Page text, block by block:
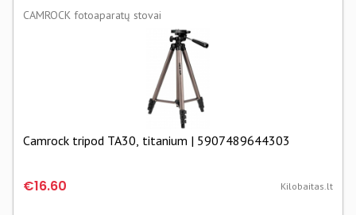
CAMROCK fotoaparatų stovai
Camrock tripod TA30, titanium | 5907489644303
€16.60 Kilobaitas.lt